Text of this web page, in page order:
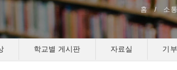
홈 / 소
학교별 게시판 자료실 기